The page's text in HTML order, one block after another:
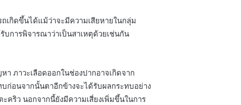
เกิดขึ้นได้แม้ว่าจะมีความเสียหายในกลุ่ม
บการพิจารณาว่าเป็นสาเหตุด้วยเช่นกัน
ภาวะเลือดออกในช่องปากอาจเกิดจาก
ก่อนจากนั้นตาอีกข้างจะได้รับผลกระทบอย่าง
คริว นอกจากนี้ยังมีความเสี่ยงเพิ่มขึ้นในการ